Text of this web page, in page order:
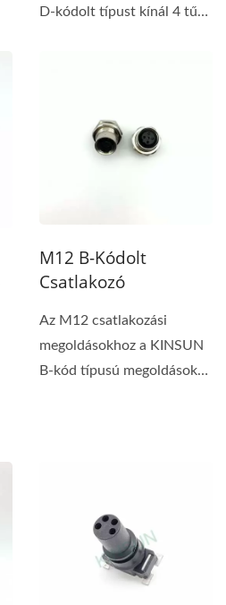
D-kódolt típust kínál 4 tűs
M12 B-Kódolt
Csatlakozó
Az M12 csatlakozási
megoldásokhoz a KINSUN
B-kód típusú megoldásokat